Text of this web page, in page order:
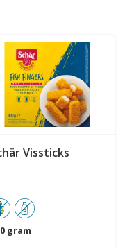
Vissticks
gram